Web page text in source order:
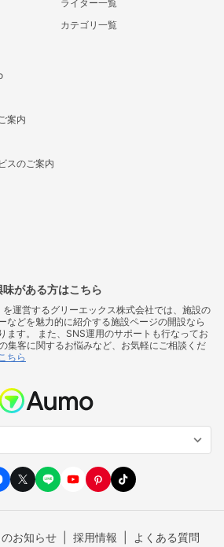
ライター一覧
カテゴリ一覧
案内
スのご案内
がある方はこちら
運営するグリーエックス株式会社では、施設の
などを魅力的に紹介する施設ページの開設なら
ます。 また、SNS運用のサポートも行なってお
集客に関するお悩みなど、お気軽にご相談くだ
ちら
お知らせ 採用情報 よくある質問